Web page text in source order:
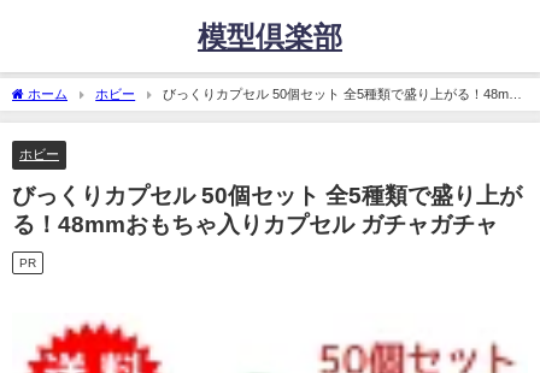
模型倶楽部
ホーム ホビー
びっくりカプセル 50個セット 全5種類で盛り上がる！48mm
おもちゃ入りカプセル ガチャガチャ
ホビー
びっくりカプセル 50個セット 全5種類で盛り上が
る！48mmおもちゃ入りカプセル ガチャガチャ
PR